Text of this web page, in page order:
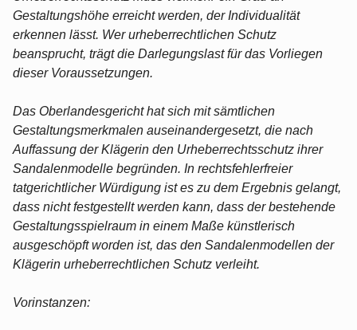
Gestaltungshöhe erreicht werden, der Individualität
erkennen lässt. Wer urheberrechtlichen Schutz
beansprucht, trägt die Darlegungslast für das Vorliegen
dieser Voraussetzungen.
Das Oberlandesgericht hat sich mit sämtlichen
Gestaltungsmerkmalen auseinandergesetzt, die nach
Auffassung der Klägerin den Urheberrechtsschutz ihrer
Sandalenmodelle begründen. In rechtsfehlerfreier
tatgerichtlicher Würdigung ist es zu dem Ergebnis gelangt,
dass nicht festgestellt werden kann, dass der bestehende
Gestaltungsspielraum in einem Maße künstlerisch
ausgeschöpft worden ist, das den Sandalenmodellen der
Klägerin urheberrechtlichen Schutz verleiht.
Vorinstanzen: